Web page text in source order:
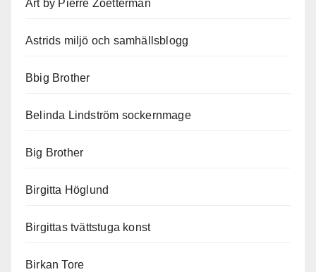
Art by Pierre Zoetterman
Astrids miljö och samhällsblogg
Bbig Brother
Belinda Lindström sockernmage
Big Brother
Birgitta Höglund
Birgittas tvättstuga konst
Birkan Tore